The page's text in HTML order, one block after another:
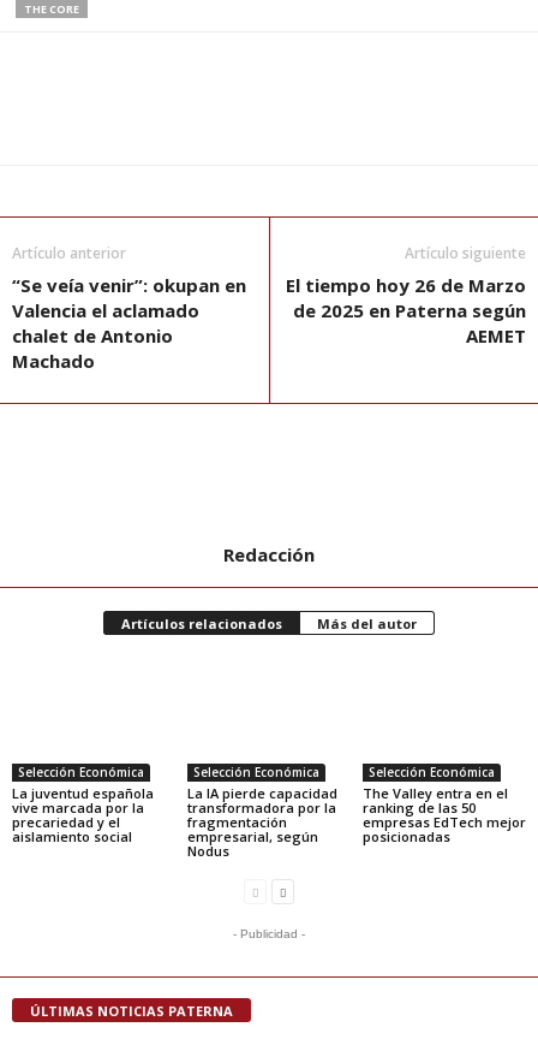
THE CORE
Artículo anterior
“Se veía venir”: okupan en
Valencia el aclamado
chalet de Antonio
Machado
Artículo siguiente
El tiempo hoy 26 de Marzo
de 2025 en Paterna según
AEMET
Redacción
Artículos relacionados Más del autor
Selección Económica
La juventud española
vive marcada por la
precariedad y el
aislamiento social
Selección Económica
La IA pierde capacidad
transformadora por la
fragmentación
empresarial, según
Nodus
Selección Económica
The Valley entra en el
ranking de las 50
empresas EdTech mejor
posicionadas
- Publicidad -
ÚLTIMAS NOTICIAS PATERNA